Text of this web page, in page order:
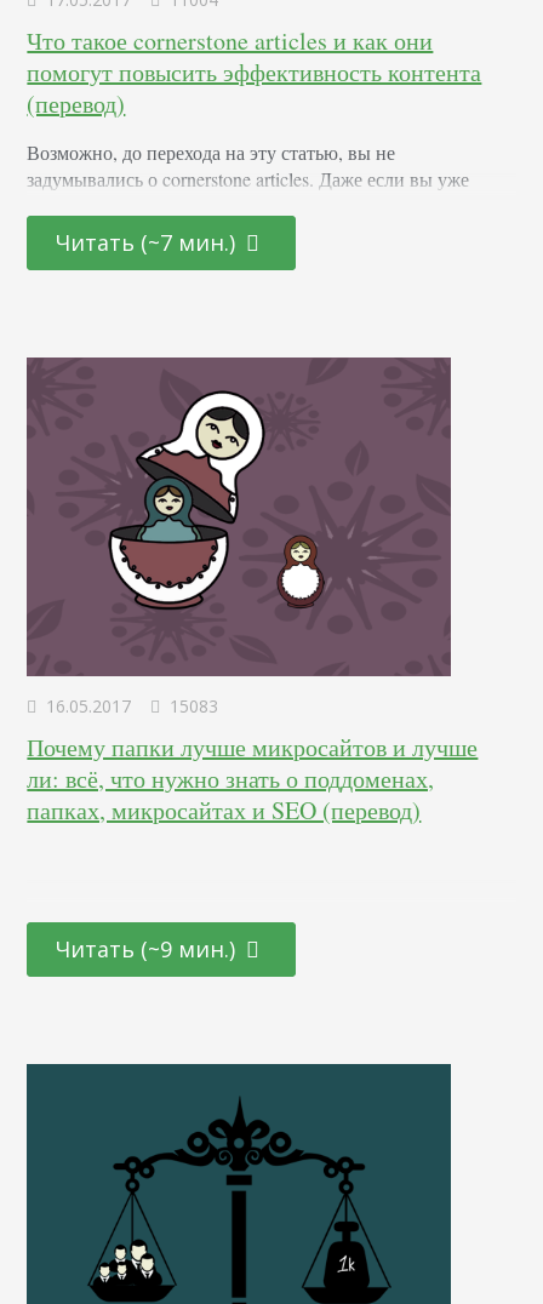
Что такое cornerstone articles и как они
помогут повысить эффективность контента
(перевод)
Возможно, до перехода на эту статью, вы не
задумывались о cornerstone articles. Даже если вы уже
наверняка есть несколько статей, которые хорошо
ранжируются в поисковых системах. Возникает вопрос –
Читать (~7 мин.)
16.05.2017 15083
Почему папки лучше микросайтов и лучше
ли: всё, что нужно знать о поддоменах,
папках, микросайтах и SEO (перевод)
Читать (~9 мин.)